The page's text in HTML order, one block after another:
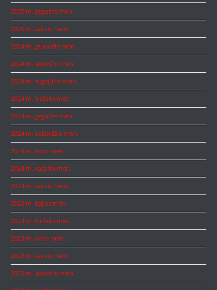
2025 m. gegužės mėn.
2025 m. sausio mėn.
2024 m. gruodžio mėn.
2024 m. lapkričio mėn.
2024 m. rugpjūčio mėn.
2024 m. birželio mėn.
2024 m. gegužės mėn.
2024 m. balandžio mėn.
2024 m. kovo mėn.
2024 m. vasario mėn.
2024 m. sausio mėn.
2023 m. liepos mėn.
2023 m. birželio mėn.
2023 m. kovo mėn.
2023 m. sausio mėn.
2022 m. lapkričio mėn.